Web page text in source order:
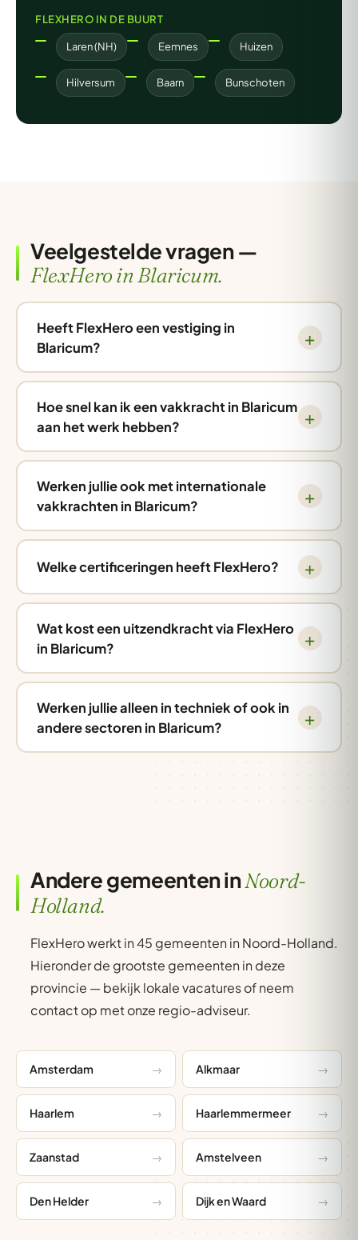
FLEXHERO IN DE BUURT
Laren (NH) Eemnes Huizen
Hilversum Baarn Bunschoten
Veelgestelde vragen —
FlexHero in Blaricum.
Heeft FlexHero een vestiging in
Blaricum?
Hoe snel kan ik een vakkracht in Blaricum
aan het werk hebben?
Werken jullie ook met internationale
vakkrachten in Blaricum?
Welke certificeringen heeft FlexHero?
Wat kost een uitzendkracht via FlexHero
in Blaricum?
Werken jullie alleen in techniek of ook in
andere sectoren in Blaricum?
Andere gemeenten inNoord-
Holland.
FlexHero werkt in 45 gemeenten in Noord-Holland.
Hieronder de grootste gemeenten in deze
provincie — bekijk lokale vacatures of neem
contact op met onze regio-adviseur.
Amsterdam Alkmaar
Haarlem Haarlemmermeer
Zaanstad Amstelveen
Den Helder Dijk en Waard